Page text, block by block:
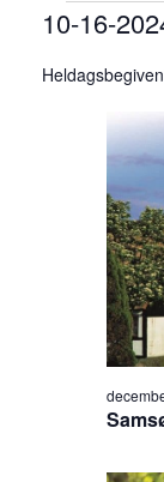
for
2024
10-16-
dato.